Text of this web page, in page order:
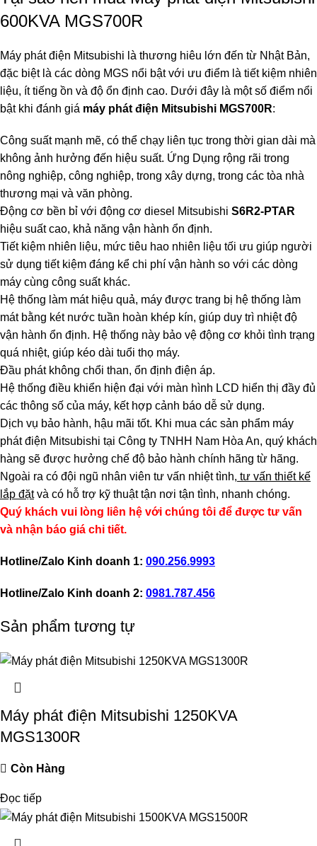
600KVA MGS700R
Máy phát điện Mitsubishi là thương hiêu lớn đến từ Nhật Bản,
đặc biệt là các dòng MGS nổi bật với ưu điểm là tiết kiệm nhiên
liệu, ít tiếng ồn và độ ổn định cao. Dưới đây là một số điểm nổi
bật khi đánh giá máy phát điện Mitsubishi MGS700R:
Công suất mạnh mẽ, có thể chạy liên tục trong thời gian dài mà
không ảnh hưởng đến hiệu suất. Ứng Dụng rộng rãi trong
nông nghiệp, công nghiệp, trong xây dựng, trong các tòa nhà
thương mại và văn phòng.
Động cơ bền bỉ với động cơ diesel Mitsubishi S6R2-PTAR
hiệu suất cao, khả năng vận hành ổn định.
Tiết kiệm nhiên liệu, mức tiêu hao nhiên liệu tối ưu giúp người
sử dụng tiết kiệm đáng kể chi phí vận hành so với các dòng
máy cùng công suất khác.
Hệ thống làm mát hiệu quả, máy được trang bị hệ thống làm
mát bằng két nước tuần hoàn khép kín, giúp duy trì nhiệt độ
vận hành ổn định. Hệ thống này bảo vệ động cơ khỏi tình trạng
quá nhiệt, giúp kéo dài tuổi thọ máy.
Đầu phát không chổi than, ổn định điện áp.
Hệ thống điều khiển hiện đại với màn hình LCD hiển thị đầy đủ
các thông số của máy, kết hợp cảnh báo dễ sử dụng.
Dịch vụ bảo hành, hậu mãi tốt. Khi mua các sản phẩm máy
phát điện Mitsubishi tại Công ty TNHH Nam Hòa An, quý khách
hàng sẽ được hưởng chế độ bảo hành chính hãng từ hãng.
Ngoài ra có đội ngũ nhân viên tư vấn nhiệt tình, tư vấn thiết kế
lắp đặtvà có hỗ trợ kỹ thuật tận nơi tận tình, nhanh chóng.
Quý khách vui lòng liên hệ với chúng tôi để được tư vấn
và nhận báo giá chi tiết.
Hotline/Zalo Kinh doanh 1: 090.256.9993
Hotline/Zalo Kinh doanh 2: 0981.787.456
Sản phẩm tương tự
Máy phát điện Mitsubishi 1250KVA
MGS1300R
Còn Hàng
Đọc tiếp